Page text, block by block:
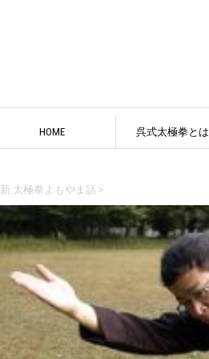
HOME 呉式太極拳と
新 太極拳よもやま話 >